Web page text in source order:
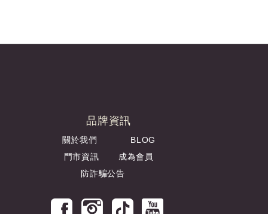
品牌資訊
關於我們
BLOG
門市資訊
成為會員
防詐騙公告